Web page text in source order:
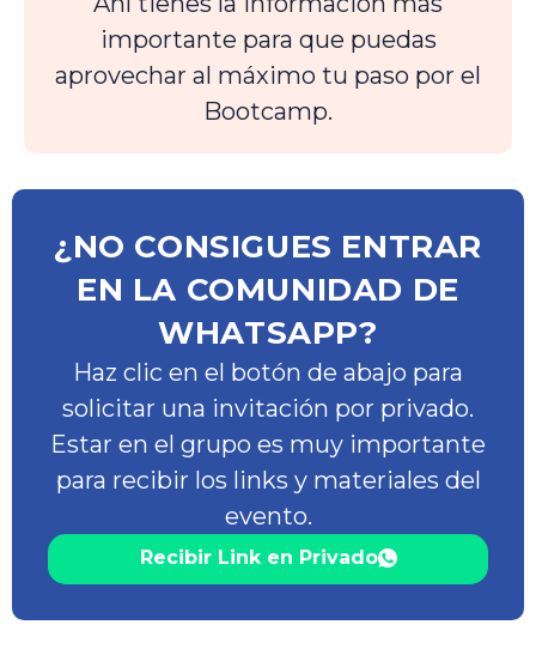
importante para que puedas
aprovechar al máximo tu paso por el
Bootcamp.
¿NO CONSIGUES ENTRAR
EN LA COMUNIDAD DE
WHATSAPP?
Haz clic en el botón de abajo para
solicitar una invitación por privado.
Estar en el grupo es muy importante
para recibir los links y materiales del
evento.
Recibir Link en Privado